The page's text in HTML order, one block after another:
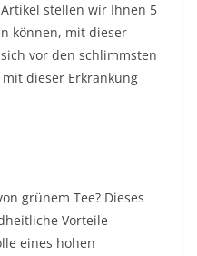
stellen wir Ihnen 5
können, mit dieser
vor den schlimmsten
dieser Erkrankung
grünem Tee? Dieses
Vorteile
eines hohen